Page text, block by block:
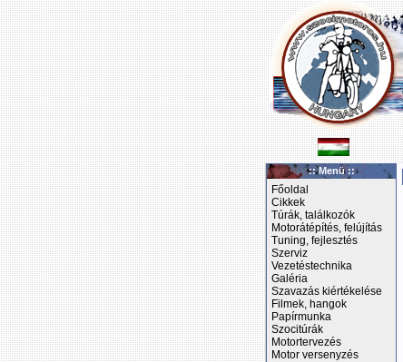
:: Menü ::
Főoldal
Cikkek
Túrák, találkozók
Motorátépítés, felújítás
Tuning, fejlesztés
Szerviz
Vezetéstechnika
Galéria
Szavazás kiértékelése
Filmek, hangok
Papírmunka
Szocitúrák
Motortervezés
Motor versenyzés